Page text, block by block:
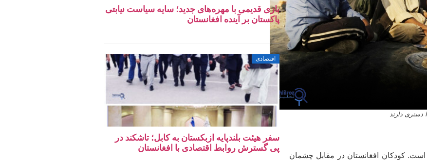
کودکان افغانستان در مقابل چشمان
بازی قدیمی با مهره‌های جدید؛ سایه سیاست نیابتی
پاکستان بر آینده افغانستان
اقتصادی
سفر هیئت بلندپایه ازبکستان به کابل؛ تاشکند در
پی گسترش روابط اقتصادی با افغانستان